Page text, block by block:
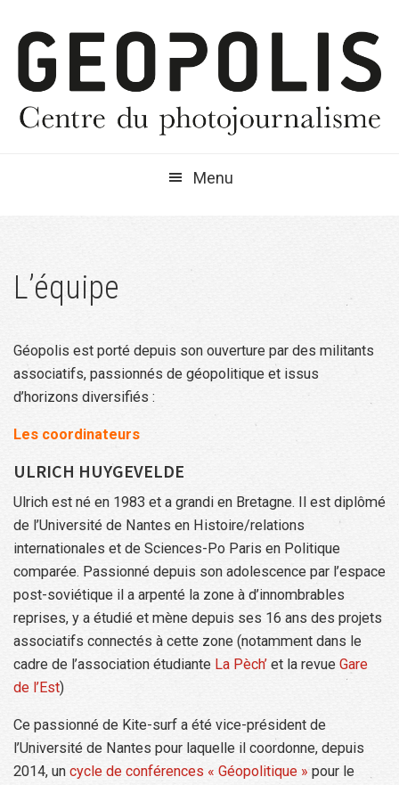
navigation
principale
contenu
principal
barre
latérale
Menu
L’équipe
Géopolis est porté depuis son ouverture par des militants
associatifs, passionnés de géopolitique et issus
d’horizons diversifiés :
Les coordinateurs
ULRICH HUYGEVELDE
Ulrich est né en 1983 et a grandi en Bretagne. Il est diplômé
de l’Université de Nantes en Histoire/relations
internationales et de Sciences-Po Paris en Politique
comparée. Passionné depuis son adolescence par l’espace
post-soviétique il a arpenté la zone à d’innombrables
reprises, y a étudié et mène depuis ses 16 ans des projets
associatifs connectés à cette zone (notamment dans le
cadre de l’association étudiante La Pèch’ et la revue Gare
de l’Est)
Ce passionné de Kite-surf a été vice-président de
l’Université de Nantes pour laquelle il coordonne, depuis
2014, un cycle de conférences « Géopolitique »pour le